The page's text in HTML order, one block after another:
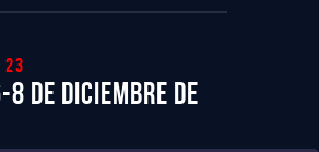
de diciembre de